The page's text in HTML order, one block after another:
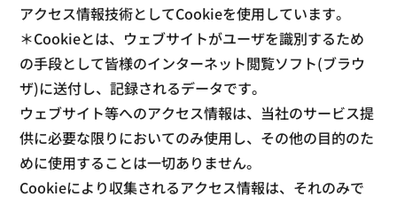
アクセス情報技術としてCookieを使用しています。
＊Cookieとは、ウェブサイトがユーザを識別するため
の手段として皆様のインターネット閲覧ソフト(ブラウ
ザ)に送付し、記録されるデータです。
ウェブサイト等へのアクセス情報は、当社のサービス提
供に必要な限りにおいてのみ使用し、その他の目的のた
めに使用することは一切ありません。
Cookieにより収集されるアクセス情報は、それのみで